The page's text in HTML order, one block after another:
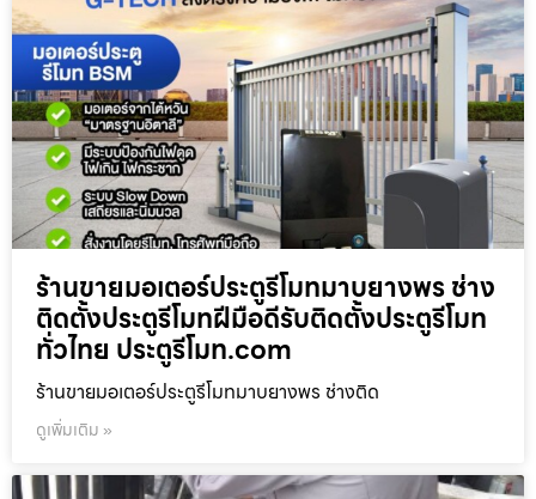
ร้านขายมอเตอร์ประตูรีโมทมาบยางพร ช่าง
ติดตั้งประตูรีโมทฝีมือดีรับติดตั้งประตูรีโมท
ทั่วไทย ประตูรีโมท.com
ร้านขายมอเตอร์ประตูรีโมทมาบยางพร ช่างติด
ดูเพิ่มเติม »